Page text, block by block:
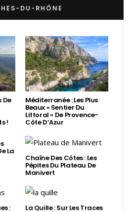
DU-RHÔNE
De
!
Méditerranée : Les Plus
Beaux « Sentier Du
Littoral » De Provence-
Côte D’Azur
La
Chaîne Des Côtes : Les
Pépites Du Plateau De
Manivert
: La Quille : Sur Les Traces